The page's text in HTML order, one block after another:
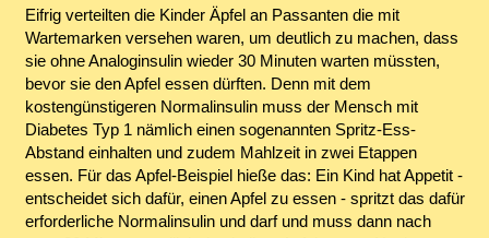
Eifrig verteilten die Kinder Äpfel an Passanten die mit
Wartemarken versehen waren, um deutlich zu machen, dass
sie ohne Analoginsulin wieder 30 Minuten warten müssten,
bevor sie den Apfel essen dürften. Denn mit dem
kostengünstigeren Normalinsulin muss der Mensch mit
Diabetes Typ 1 nämlich einen sogenannten Spritz-Ess-
Abstand einhalten und zudem Mahlzeit in zwei Etappen
essen. Für das Apfel-Beispiel hieße das: Ein Kind hat Appetit -
entscheidet sich dafür, einen Apfel zu essen - spritzt das dafür
erforderliche Normalinsulin und darf und muss dann nach